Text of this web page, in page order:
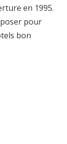
en 1995.
pour
bon